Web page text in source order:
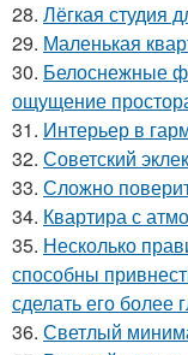
28. Лёгкая студия
29. Маленькая
30. Белоснежные
ощущение
31. Интерьер в
32. Советский
33. Сложно
34. Квартира с
35. Несколько
способны
сделать его более
36. Светлый